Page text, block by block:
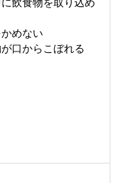
に飲食物を取り込め
かめない
が口からこぼれる